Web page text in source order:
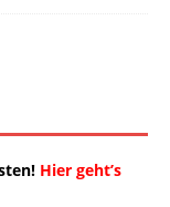
Hier geht’s